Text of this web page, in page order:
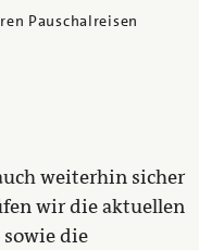
Pauschalreisen
weiterhin sicher
wir die aktuellen
die